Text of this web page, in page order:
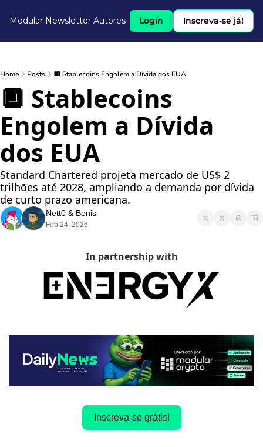
Modular Newsletter Autores Login Inscreva-se já!
Home Posts 🔲 Stablecoins Engolem a Dívida dos EUA
🔲 Stablecoins
Engolem a Dívida
dos EUA
Standard Chartered projeta mercado de US$ 2
trilhões até 2028, ampliando a demanda por dívida
de curto prazo americana.
Nett0 & Bonis
Feb 24, 2026
In partnership with
Inscreva-se grátis!